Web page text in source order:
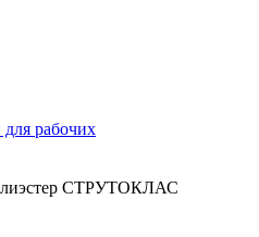
рабочих
СТРУТОКЛАС